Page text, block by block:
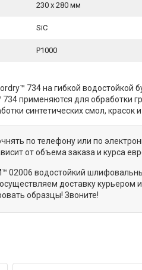
230 x 280 мм
SiC
P1000
734 на гибкой
применяются для обработки
синтетических смол, красок
по телефону или по
от объема заказа и курса
02006 водостойкий
доставку курьером
образцы! Звоните!